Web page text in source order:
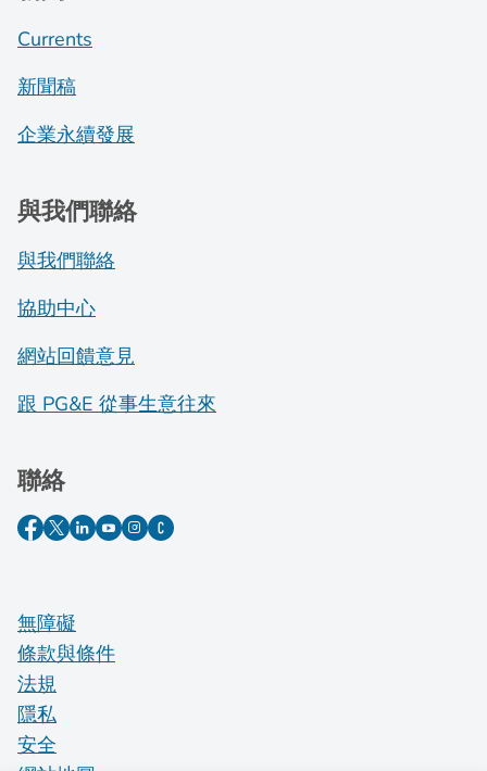
Currents
新聞稿
企業永續發展
與我們聯絡
與我們聯絡
協助中心
網站回饋意見
跟 PG&E 從事生意往來
聯絡
無障礙
條款與條件
法規
隱私
安全